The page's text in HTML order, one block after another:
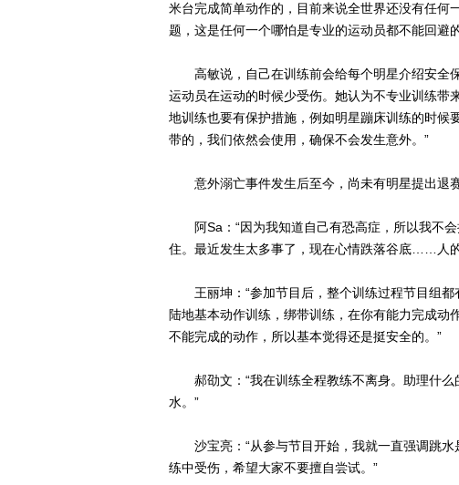
米台完成简单动作的，目前来说全世界还没有任何
题，这是任何一个哪怕是专业的运动员都不能回避
高敏说，自己在训练前会给每个明星介绍安全
运动员在运动的时候少受伤。她认为不专业训练带
地训练也要有保护措施，例如明星蹦床训练的时候
带的，我们依然会使用，确保不会发生意外。”
意外溺亡事件发生后至今，尚未有明星提出退赛
阿Sa：“因为我知道自己有恐高症，所以我不会
住。最近发生太多事了，现在心情跌落谷底……人
王丽坤：“参加节目后，整个训练过程节目组都
陆地基本动作训练，绑带训练，在你有能力完成
不能完成的动作，所以基本觉得还是挺安全的。”
郝劭文：“我在训练全程教练不离身。助理什么
水。”
沙宝亮：“从参与节目开始，我就一直强调跳水
练中受伤，希望大家不要擅自尝试。”